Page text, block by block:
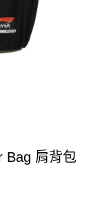
Bag 肩背包